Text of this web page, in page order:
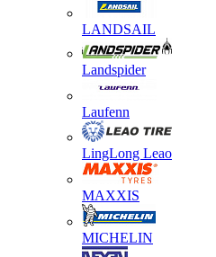
LANDSAIL
Landspider
Laufenn
LingLong Leao
MAXXIS
MICHELIN